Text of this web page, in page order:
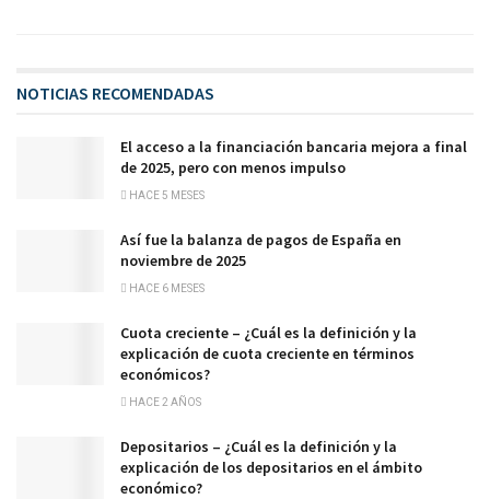
NOTICIAS RECOMENDADAS
El acceso a la financiación bancaria mejora a final
de 2025, pero con menos impulso
HACE 5 MESES
Así fue la balanza de pagos de España en
noviembre de 2025
HACE 6 MESES
Cuota creciente – ¿Cuál es la definición y la
explicación de cuota creciente en términos
económicos?
HACE 2 AÑOS
Depositarios – ¿Cuál es la definición y la
explicación de los depositarios en el ámbito
económico?